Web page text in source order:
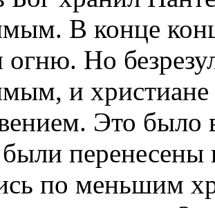
В конце
огню. Но
и
Это
были
по меньшим